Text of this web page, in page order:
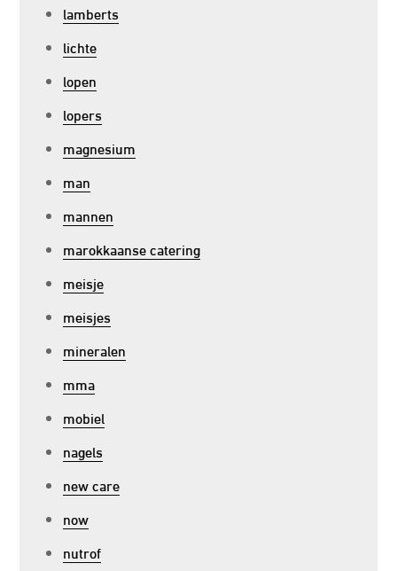
lamberts
lichte
lopen
lopers
magnesium
man
mannen
marokkaanse catering
meisje
meisjes
mineralen
mma
mobiel
nagels
new care
now
nutrof